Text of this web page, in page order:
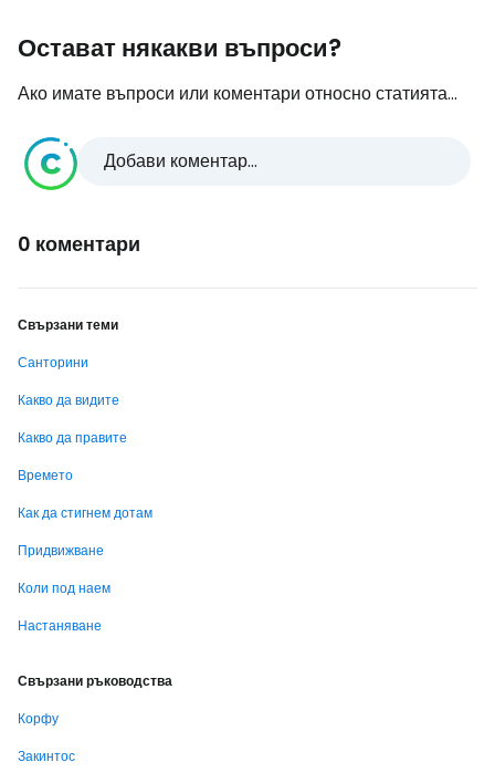
Остават някакви въпроси?
Ако имате въпроси или коментари относно статията...
Добави коментар...
0 коментари
Свързани теми
Санторини
Какво да видите
Какво да правите
Времето
Как да стигнем дотам
Придвижване
Коли под наем
Настаняване
Свързани ръководства
Корфу
Закинтос